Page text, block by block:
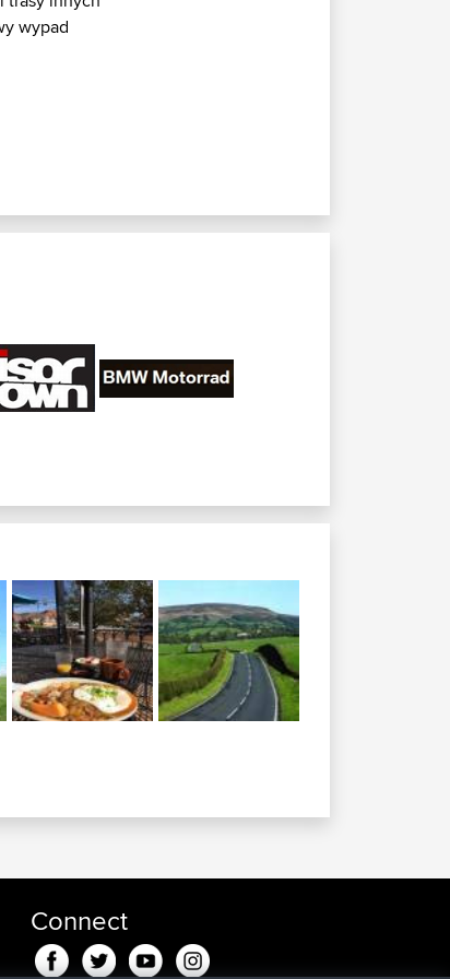
wypad
Connect